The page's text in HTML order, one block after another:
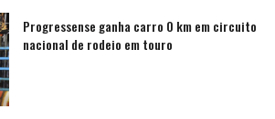
Progressense ganha carro 0 km em circuito
nacional de rodeio em touro